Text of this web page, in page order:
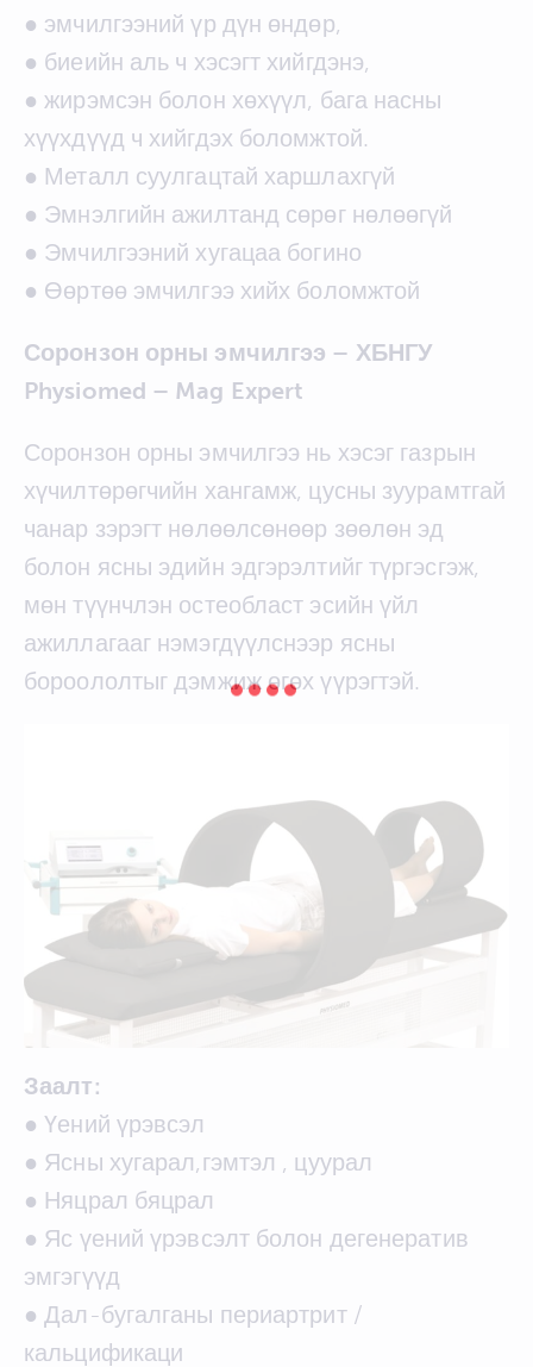
● эмчилгээний үр дүн өндөр,
● биеийн аль ч хэсэгт хийгдэнэ,
● жирэмсэн болон хөхүүл, бага насны
хүүхдүүд ч хийгдэх боломжтой.
● Металл суулгацтай харшлахгүй
● Эмнэлгийн ажилтанд сөрөг нөлөөгүй
● Эмчилгээний хугацаа богино
● Өөртөө эмчилгээ хийх боломжтой
Соронзон орны эмчилгээ – ХБНГУ
Physiomed – Mag Expert
Соронзон орны эмчилгээ нь хэсэг газрын
хүчилтөрөгчийн хангамж, цусны зуурамтгай
чанар зэрэгт нөлөөлсөнөөр зөөлөн эд
болон ясны эдийн эдгэрэлтийг түргэсгэж,
мөн түүнчлэн остеобласт эсийн үйл
ажиллагааг нэмэгдүүлснээр ясны
бороололтыг дэмжиж өгөх үүрэгтэй.
Заалт:
● Үений үрэвсэл
● Ясны хугарал,гэмтэл , цуурал
● Няцрал бяцрал
● Яс үений үрэвсэлт болон дегенератив
эмгэгүүд
● Дал-бугалганы периартрит /
кальцификаци